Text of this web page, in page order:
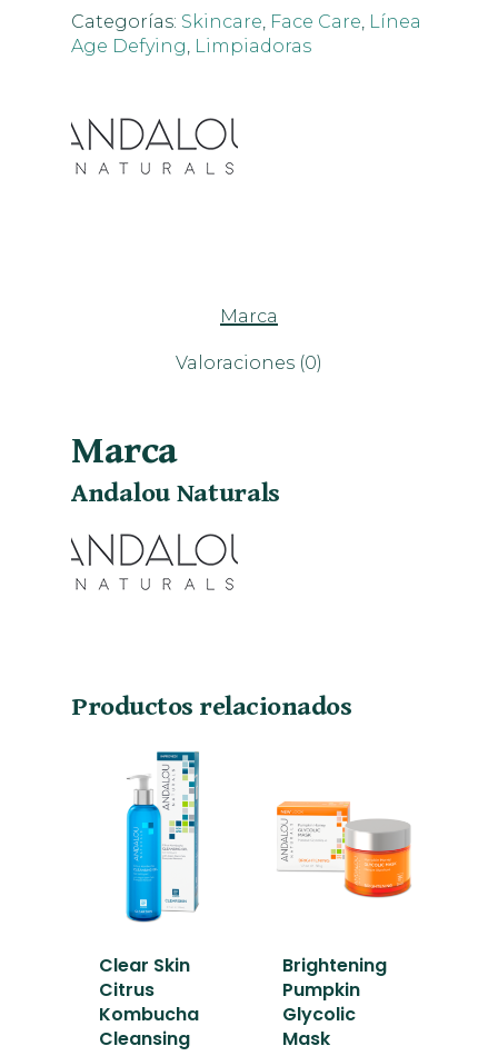
Categorías: Skincare Face Care Línea
Age Defying Limpiadoras
Marca
Valoraciones (0)
Marca
Andalou Naturals
Productos relacionados
Clear Skin
Citrus
Kombucha
Cleansing
Brightening
Pumpkin
Glycolic
Mask